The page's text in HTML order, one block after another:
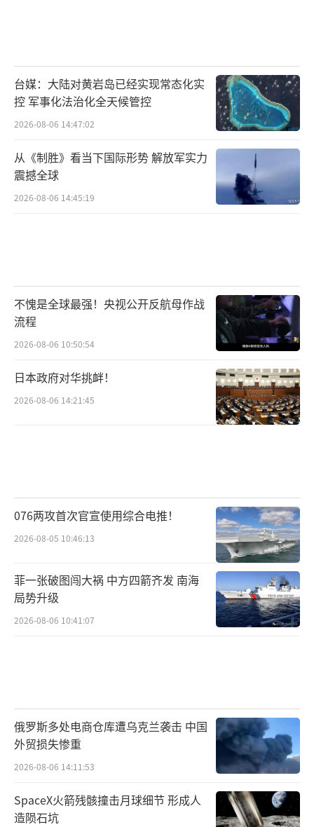
台媒：大陆对黄岩岛已经实现常态化实
控 军事化法治化全天候管控
2026-08-06 14:47:02
从《制胜》看当下国际形势 解放军实力
震撼全球
2026-08-06 14:45:19
不愧是全球最强！央视公开反航母作战
流程
2026-08-06 10:50:54
日本政府对华挑衅！
2026-08-06 14:21:45
076两攻首次官宣使用综合电推！
2026-08-05 10:46:13
菲一张破图闯大祸 中方四箭齐发 南海
局势升级
2026-08-06 10:41:07
俄罗斯多处电商仓库遭乌克兰袭击 中国
外贸损失惨重
2026-08-06 14:11:53
SpaceX火箭残骸撞击月球细节 形成人
造陨石坑